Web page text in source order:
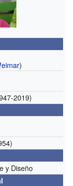
)
2019)
y Diseño